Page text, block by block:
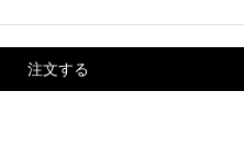
注文する